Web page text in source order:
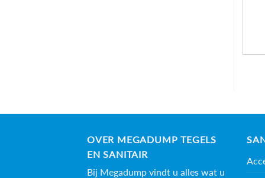
OVER MEGADUMP TEGELS
EN SANITAIR
Bij Megadump vindt u alles wat u